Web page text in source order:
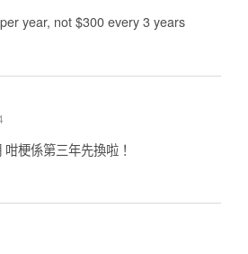
year, not $300 every 3 years
梗係第三年先換啦！